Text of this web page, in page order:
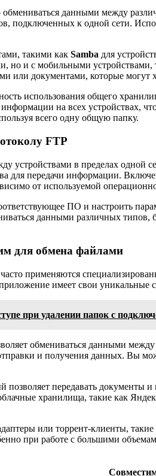
данными между
подключенных к одной сети.
такими как Samba для
но и с мобильными устройствами,
документами, которые могут
использования общего
на всех устройствах,
всего одну общую папку.
FTP
в пределах одной
для передачи информации.
от используемой
ПО и настроить
данными различных
для обмена файлами
применяются
имеет свои
при удалении папок с
обмениваться данными
и получения данных. Вы
позволяет передавать
хранилища, такие как
или торрент-клиенты,
при работе с большими